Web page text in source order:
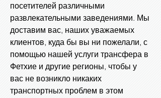
посетителей различными
развлекательными заведениями. Мы
доставим вас, наших уважаемых
клиентов, куда бы вы ни пожелали, с
помощью нашей услуги трансфера в
Фетхие и другие регионы, чтобы у
вас не возникло никаких
транспортных проблем в этом